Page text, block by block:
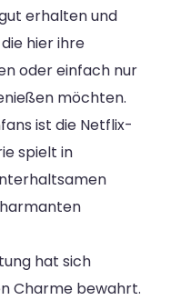
erhalten und
hier ihre
oder einfach nur
möchten.
ist die Netflix-
spielt in
hat sich
Charme bewahrt.